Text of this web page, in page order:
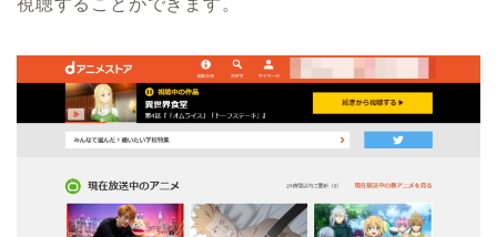
視聴することができます。